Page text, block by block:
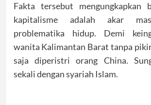
Fakta tersebut mengungkapkan
kapitalisme adalah akar
problematika hidup. Demi
wanita Kalimantan Barat tanpa
saja diperistri orang China.
sekali dengan syariah Islam.